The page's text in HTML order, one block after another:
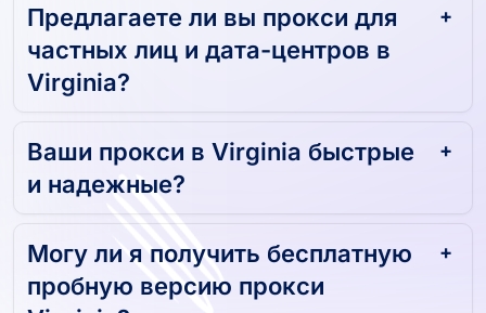
Предлагаете ли вы прокси для
частных лиц и дата-центров в
Virginia?
Ваши прокси в Virginia быстрые
и надежные?
Могу ли я получить бесплатную
пробную версию прокси